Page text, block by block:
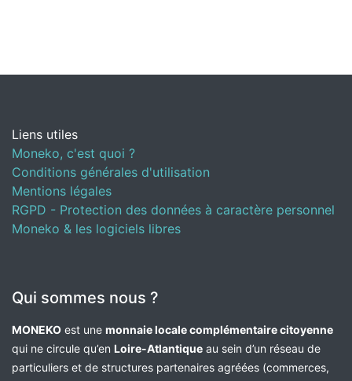
Liens utiles
Moneko, c'est quoi ?
Conditions générales d'utilisation
Mentions légales
RGPD - Protection des données à caractère personnel
Moneko & les logiciels libres
Qui sommes nous ?
MONEKO est une monnaie locale complémentaire citoyenne
qui ne circule qu’en Loire-Atlantique au sein d’un réseau de
particuliers et de structures partenaires agréées (commerces,